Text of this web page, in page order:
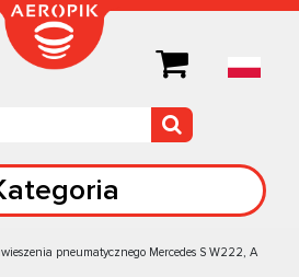
pneumatycznego Mercedes S W222, A